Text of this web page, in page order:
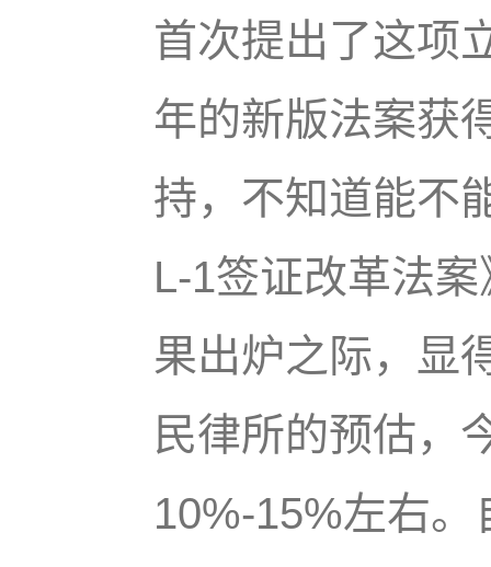
首次提出了这项
年的新版法案获
持，不知道能不
L-1签证改革法
果出炉之际，显
民律所的预估，
10%-15%左右